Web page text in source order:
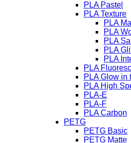
PLA Pastel
PLA Texture
PLA
PLA
PLA
PLA
PLA
PLA
PLA Glow in
PLA High
PLA-E
PLA-F
PLA Carbon
PETG
PETG Basic
PETG Matte